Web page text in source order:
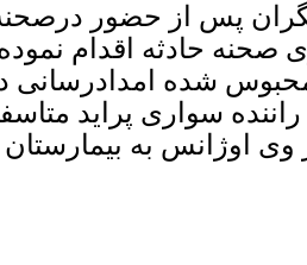
پس از حضور
صحنه حادثه اقدام
شده
راننده سواری پراید
اوژانس به